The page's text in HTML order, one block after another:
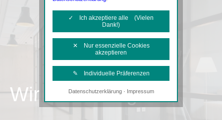
Wir als Arbeitgeber
✓ Ich akzeptiere alle (Vielen
Dank!)
✕ Nur essenzielle Cookies
akzeptieren
✎ Individuelle Präferenzen
Notwendige Cookies
Diese Cookies sind erforderlich, um die
Datenschutzerklärung· Impressum